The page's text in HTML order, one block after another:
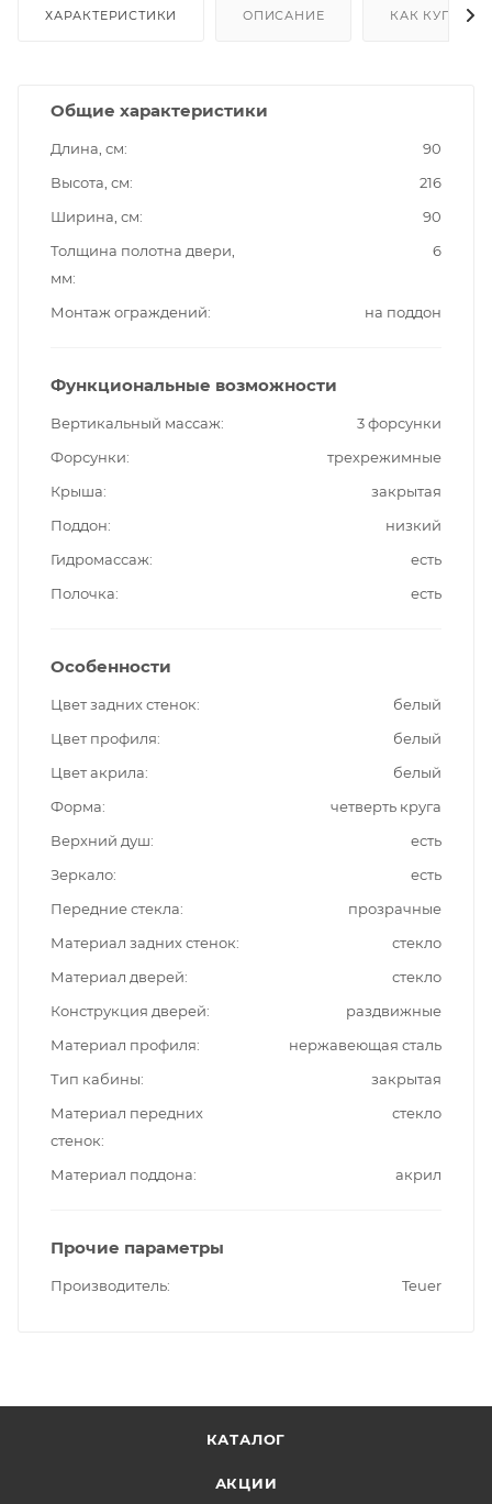
ХАРАКТЕРИСТИКИ ОПИСАНИЕ КАК КУПИТЬ
Общие характеристики
Длина, см
90
Высота, см
216
Ширина, см
90
Толщина полотна двери,
мм
6
Монтаж ограждений на поддон
Функциональные возможности
Вертикальный массаж
3 форсунки
Форсунки
трехрежимные
Крыша
закрытая
Поддон
низкий
Гидромассаж
есть
Полочка
есть
Особенности
Цвет задних стенок
белый
Цвет профиля
белый
Цвет акрила
белый
Форма
четверть круга
Верхний душ
есть
Зеркало
есть
Передние стекла
прозрачные
Материал задних стенок
стекло
Материал дверей
стекло
Конструкция дверей
раздвижные
Материал профиля
нержавеющая сталь
Тип кабины
закрытая
Материал передних
стенок
стекло
Материал поддона акрил
Прочие параметры
Производитель Teuer
КАТАЛОГ
АКЦИИ